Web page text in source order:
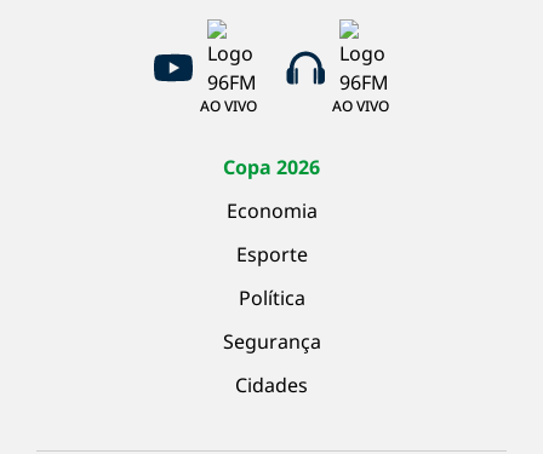
AO VIVO AO VIVO
Copa 2026
Economia
Esporte
Política
Segurança
Cidades